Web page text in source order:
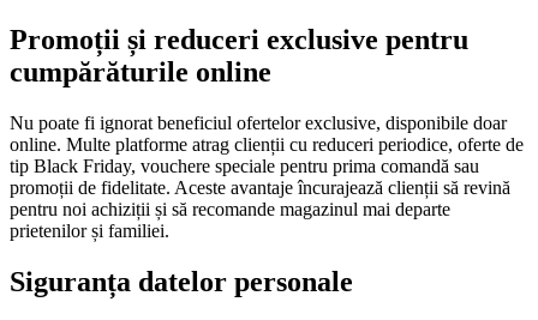
Promoții și reduceri exclusive pentru
cumpărăturile online
Nu poate fi ignorat beneficiul ofertelor exclusive, disponibile doar
online. Multe platforme atrag clienții cu reduceri periodice, oferte de
tip Black Friday, vouchere speciale pentru prima comandă sau
promoții de fidelitate. Aceste avantaje încurajează clienții să revină
pentru noi achiziții și să recomande magazinul mai departe
prietenilor și familiei.
Siguranța datelor personale